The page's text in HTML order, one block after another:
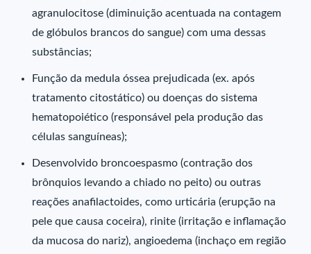
agranulocitose (diminuição acentuada na contagem
de glóbulos brancos do sangue) com uma dessas
substâncias;
Função da medula óssea prejudicada (ex. após
tratamento citostático) ou doenças do sistema
hematopoiético (responsável pela produção das
células sanguíneas);
Desenvolvido broncoespasmo (contração dos
brônquios levando a chiado no peito) ou outras
reações anafilactoides, como urticária (erupção na
pele que causa coceira), rinite (irritação e inflamação
da mucosa do nariz), angioedema (inchaço em região